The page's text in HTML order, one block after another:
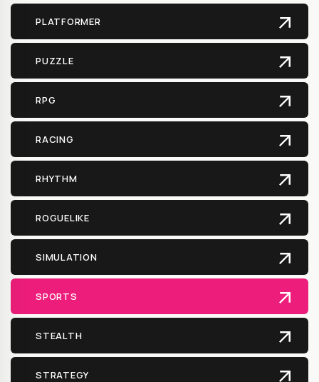
PLATFORMER
PUZZLE
RPG
RACING
RHYTHM
ROGUELIKE
SIMULATION
SPORTS
STEALTH
STRATEGY